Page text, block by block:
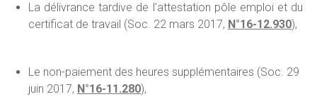
La délivrance tardive de l’attestation pôle emploi et du
certificat de travail (Soc. 22 mars 2017, N°16-12.930),
Le non-paiement des heures supplémentaires (Soc. 29
juin 2017, N°16-11.280),